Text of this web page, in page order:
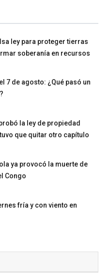
ley para proteger tierras
soberanía en recursos
7 de agosto: ¿Qué pasó un
la ley de propiedad
que quitar otro capítulo
ya provocó la muerte de
Congo
fría y con viento en